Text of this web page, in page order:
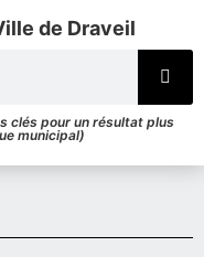
de Draveil
clés pour un résultat plus
municipal)